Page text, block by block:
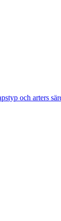
och arters